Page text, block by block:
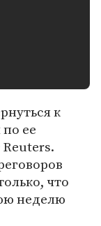
к
ее
что
неделю